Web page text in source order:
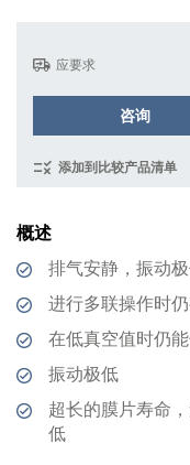
概述
排气安静，振动
进行多联操作时
在低真空值时仍
振动极低
超长的膜片寿命
低
应要求
咨询
添加到比较产品清单